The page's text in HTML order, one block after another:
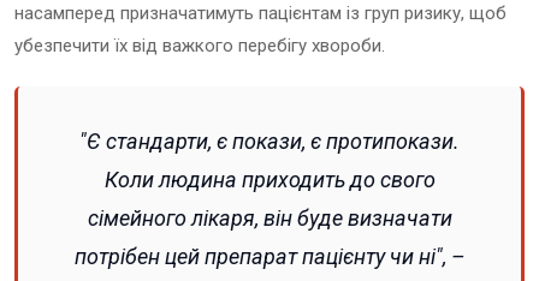
насамперед призначатимуть пацієнтам із груп ризику, щоб
убезпечити їх від важкого перебігу хвороби.
"Є стандарти, є покази, є протипокази.
Коли людина приходить до свого
сімейного лікаря, він буде визначати
потрібен цей препарат пацієнту чи ні", –